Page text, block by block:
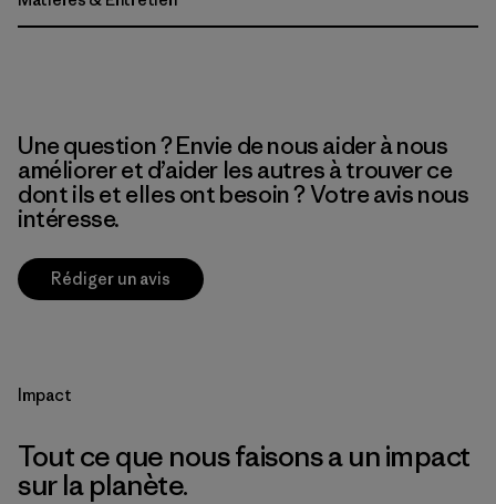
Une question ? Envie de nous aider à nous
améliorer et d’aider les autres à trouver ce
dont ils et elles ont besoin ? Votre avis nous
intéresse.
Rédiger un avis
Impact
Tout ce que nous faisons a un impact
sur la planète.